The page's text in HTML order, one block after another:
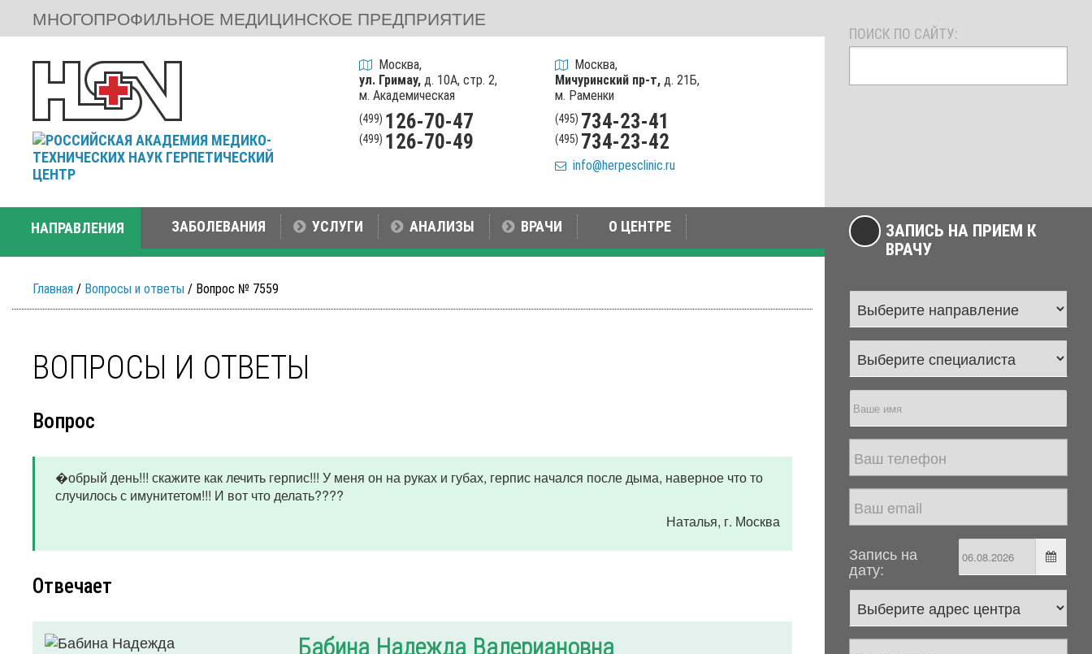
МНОГОПРОФИЛЬНОЕ МЕДИЦИНСКОЕ ПРЕДПРИЯТИЕ
Москва,
ул. Гримау,д. 10А, стр. 2,
м. Академическая
(499) 126-70-47
(499) 126-70-49
Москва,
Мичуринский пр-т, д. 21Б,
м. Раменки
(495) 734-23-41
(495) 734-23-42
info@herpesclinic.ru
ПОИСК ПО САЙТУ:
НАПРАВЛЕНИЯ ЗАБОЛЕВАНИЯ УСЛУГИ АНАЛИЗЫ ВРАЧИ О ЦЕНТРЕ
Главная / Вопросы и ответы / Вопрос № 7559
ВОПРОСЫ И ОТВЕТЫ
Вопрос
�обрый день!!! скажите как лечить герпис!!! У меня он на руках и губах, герпис начался после дыма, наверное что то
случилось с имунитетом!!! И вот что делать????
Наталья, г. Москва
Отвечает
Бабина Надежда Валериановна
ЗАПИСЬ НА ПРИЕМ К
ВРАЧУ
Запись на
дату: